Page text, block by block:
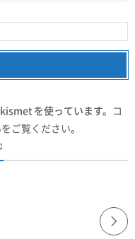
を使っています。 コ
ご覧ください。